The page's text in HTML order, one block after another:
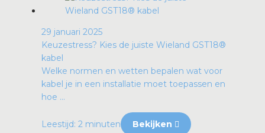
29 januari 2025
Keuzestress? Kies de juiste Wieland GST18®
kabel
Welke normen en wetten bepalen wat voor
kabel je in een installatie moet toepassen en
hoe ...
Leestijd: 2 minuten Bekijken